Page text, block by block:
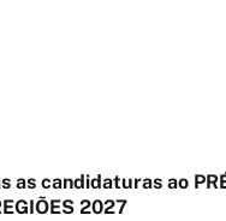
as candidaturas ao
2027